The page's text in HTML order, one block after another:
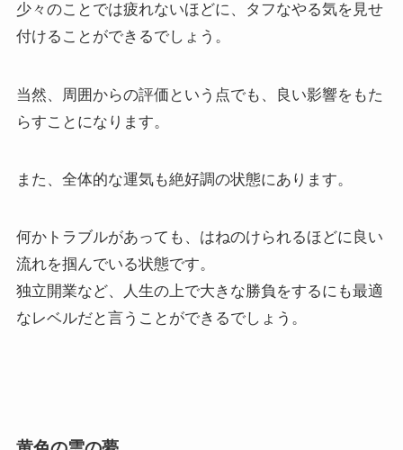
少々のことでは疲れないほどに、タフなやる気を見せ
付けることができるでしょう。
当然、周囲からの評価という点でも、良い影響をもた
らすことになります。
また、全体的な運気も絶好調の状態にあります。
何かトラブルがあっても、はねのけられるほどに良い
流れを掴んでいる状態です。
独立開業など、人生の上で大きな勝負をするにも最適
なレベルだと言うことができるでしょう。